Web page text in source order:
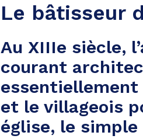
Le bâtisseur
Au XIIIe siècle,
courant
et le villageois
église, le